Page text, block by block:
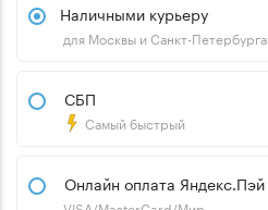
Наличными курьеру
для Москвы и Санкт-Петербурга
СБП
Самый быстрый
Онлайн оплата Яндекс.Пэй